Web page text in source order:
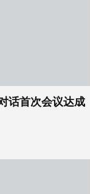
话首次会议达成